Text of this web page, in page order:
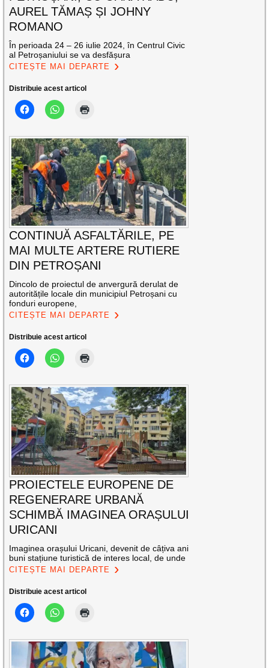
AUREL TĂMAȘ ȘI JOHNY
ROMANO
În perioada 24 – 26 iulie 2024, în Centrul Civic
al Petroșaniului se va desfășura
CITEȘTE MAI DEPARTE
Distribuie acest articol
CONTINUĂ ASFALTĂRILE, PE
MAI MULTE ARTERE RUTIERE
DIN PETROȘANI
Dincolo de proiectul de anvergură derulat de
autoritățile locale din municipiul Petroșani cu
fonduri europene,
CITEȘTE MAI DEPARTE
Distribuie acest articol
PROIECTELE EUROPENE DE
REGENERARE URBANĂ
SCHIMBĂ IMAGINEA ORAȘULUI
URICANI
Imaginea orașului Uricani, devenit de câțiva ani
buni stațiune turistică de interes local, de unde
CITEȘTE MAI DEPARTE
Distribuie acest articol